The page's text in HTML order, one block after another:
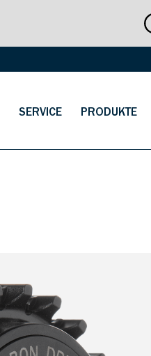
SERVICE PRODUKTE